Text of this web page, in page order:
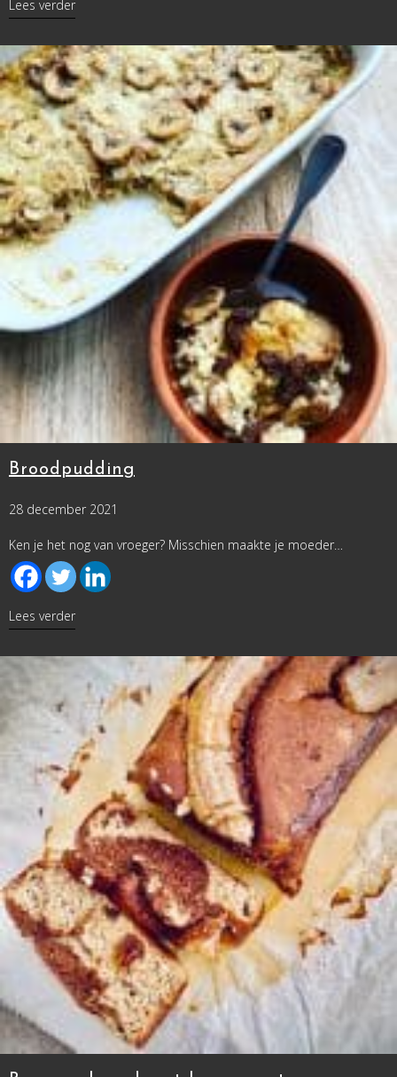
Lees verderabout Bananenbrood met pompoenpuree
Broodpudding
28 december 2021
Ken je het nog van vroeger? Misschien maakte je moeder…
Lees verderabout Broodpudding